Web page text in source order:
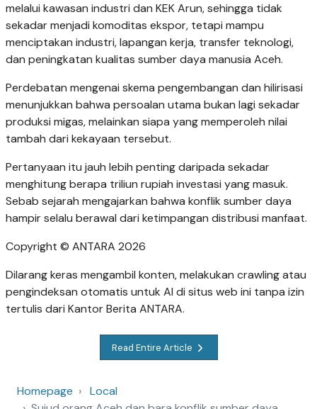
melalui kawasan industri dan KEK Arun, sehingga tidak
sekadar menjadi komoditas ekspor, tetapi mampu
menciptakan industri, lapangan kerja, transfer teknologi,
dan peningkatan kualitas sumber daya manusia Aceh.
Perdebatan mengenai skema pengembangan dan hilirisasi
menunjukkan bahwa persoalan utama bukan lagi sekadar
produksi migas, melainkan siapa yang memperoleh nilai
tambah dari kekayaan tersebut.
Pertanyaan itu jauh lebih penting daripada sekadar
menghitung berapa triliun rupiah investasi yang masuk.
Sebab sejarah mengajarkan bahwa konflik sumber daya
hampir selalu berawal dari ketimpangan distribusi manfaat.
Copyright © ANTARA 2026
Dilarang keras mengambil konten, melakukan crawling atau
pengindeksan otomatis untuk AI di situs web ini tanpa izin
tertulis dari Kantor Berita ANTARA.
Read Entire Article
Homepage
Local